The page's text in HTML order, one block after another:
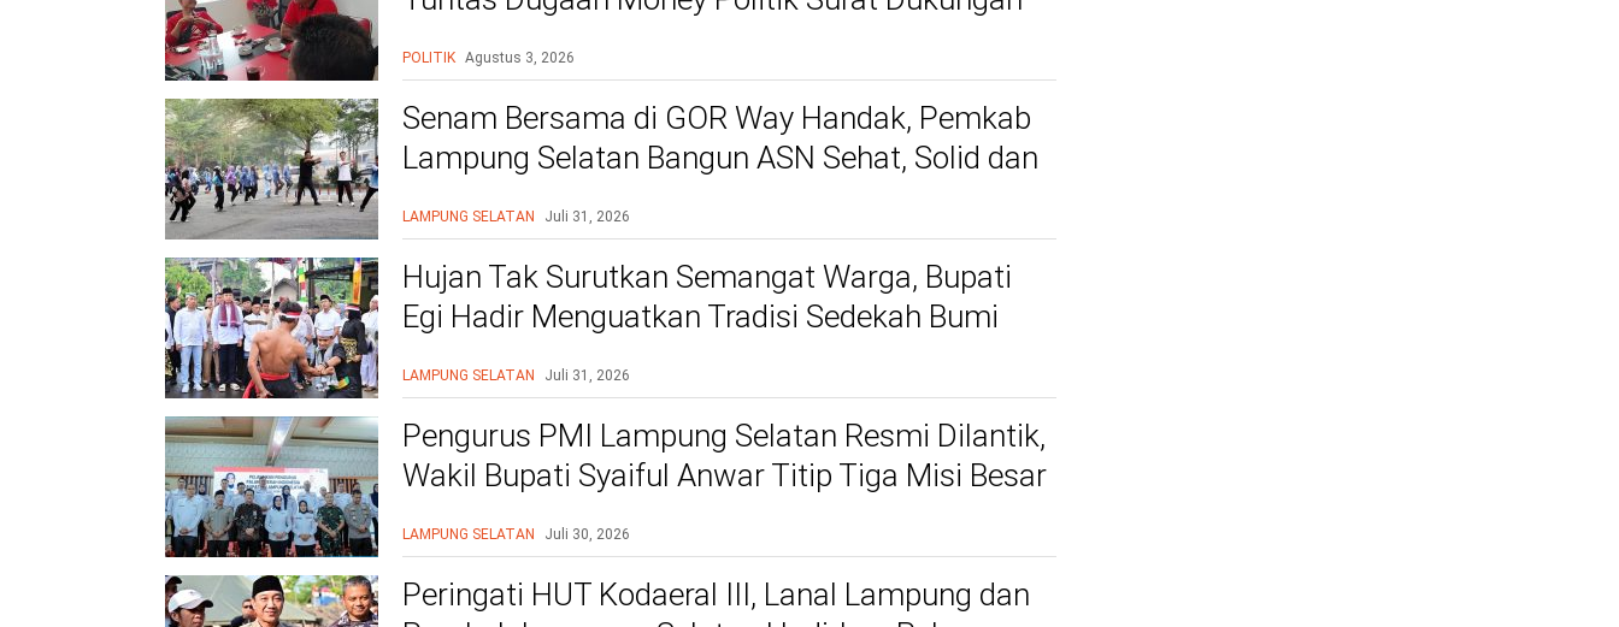
POLITIK Agustus 3, 2026
Senam Bersama di GOR Way Handak, Pemkab
Lampung Selatan Bangun ASN Sehat, Solid dan
LAMPUNG SELATAN Juli 31, 2026
Hujan Tak Surutkan Semangat Warga, Bupati
Egi Hadir Menguatkan Tradisi Sedekah Bumi
LAMPUNG SELATAN Juli 31, 2026
Pengurus PMI Lampung Selatan Resmi Dilantik,
Wakil Bupati Syaiful Anwar Titip Tiga Misi Besar
LAMPUNG SELATAN Juli 30, 2026
Peringati HUT Kodaeral III, Lanal Lampung dan